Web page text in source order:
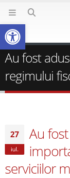
Au fost
regimului
27
iul.
Au
serviciilor